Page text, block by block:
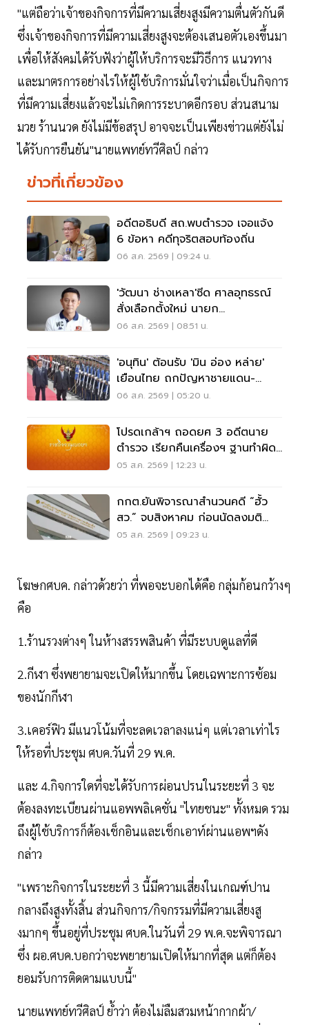
"แต่ถือว่าเจ้าของกิจการที่มีความเสี่ยงสูงมีความตื่นตัวกันดี
ซึ่งเจ้าของกิจการที่มีความเสี่ยงสูงจะต้องเสนอตัวเองขึ้นมา
เพื่อให้สังคมได้รับฟังว่าผู้ให้บริการจะมีวิธีการ แนวทาง
และมาตรการอย่างไรให้ผู้ใช้บริการมั่นใจว่าเมื่อเป็นกิจการ
ที่มีความเสี่ยงแล้วจะไม่เกิดการระบาดอีกรอบ ส่วนสนาม
มวย ร้านนวด ยังไม่มีข้อสรุป อาจจะเป็นเพียงข่าวแต่ยังไม่
ได้รับการยืนยัน"นายแพทย์ทวีศิลป์ กล่าว
ข่าวที่เกี่ยวข้อง
อดีตอธิบดี สถ.พบตำรวจ เจอแจ้ง
6 ข้อหา คดีทุจริตสอบท้องถิ่น
06 ส.ค. 2569 | 09:24 น.
'วัฒนา ช่างเหลา'ซีด ศาลอุทธรณ์
สั่งเลือกตั้งใหม่ นายก
อบจ.ขอนแก่น
06 ส.ค. 2569 | 08:51 น.
'อนุทิน' ต้อนรับ 'มิน อ่อง หล่าย'
เยือนไทย ถกปัญหาชายแดน-
พลังงาน-การค้า
06 ส.ค. 2569 | 05:20 น.
โปรดเกล้าฯ ถอดยศ 3 อดีตนาย
ตำรวจ เรียกคืนเครื่องฯ ฐานทำผิด
วินัยร้ายแรง
05 ส.ค. 2569 | 12:23 น.
กกต.ยันพิจารณาสำนวนคดี “ฮั้ว
สว.” จบสิงหาคม ก่อนนัดลงมติ
ภายหลัง
05 ส.ค. 2569 | 09:23 น.
โฆษกศบค. กล่าวด้วยว่า ที่พอจะบอกได้คือ กลุ่มก้อนกว้างๆ
คือ
1.ร้านรวงต่างๆ ในห้างสรรพสินค้า ที่มีระบบดูแลที่ดี
2.กีฬา ซึ่งพยายามจะเปิดให้มากขึ้น โดยเฉพาะการซ้อม
ของนักกีฬา
3.เคอร์ฟิว มีแนวโน้มที่จะลดเวลาลงแน่ๆ แต่เวลาเท่าไร
ให้รอที่ประชุม ศบค.วันที่ 29 พ.ค.
และ 4.กิจการใดที่จะได้รับการผ่อนปรนในระยะที่ 3 จะ
ต้องลงทะเบียนผ่านแอพพลิเคชั่น "ไทยชนะ" ทั้งหมด รวม
ถึงผู้ใช้บริการก็ต้องเช็กอินและเช็กเอาท์ผ่านแอพฯดัง
กล่าว
"เพราะกิจการในระยะที่ 3 นี้มีความเสี่ยงในเกณฑ์ปาน
กลางถึงสูงทั้งสิ้น ส่วนกิจการ/กิจกรรมที่มีความเสี่ยงสู
งมากๆ ขึ้นอยู่ที่ประชุม ศบค.ในวันที่ 29 พ.ค.จะพิจารณา
ซึ่ง ผอ.ศบค.บอกว่าจะพยายามเปิดให้มากที่สุด แต่ก็ต้อง
ยอมรับการติดตามแบบนี้"
นายแพทย์ทวีศิลป์ ย้ำว่า ต้องไม่ลืมสวมหน้ากากผ้า/